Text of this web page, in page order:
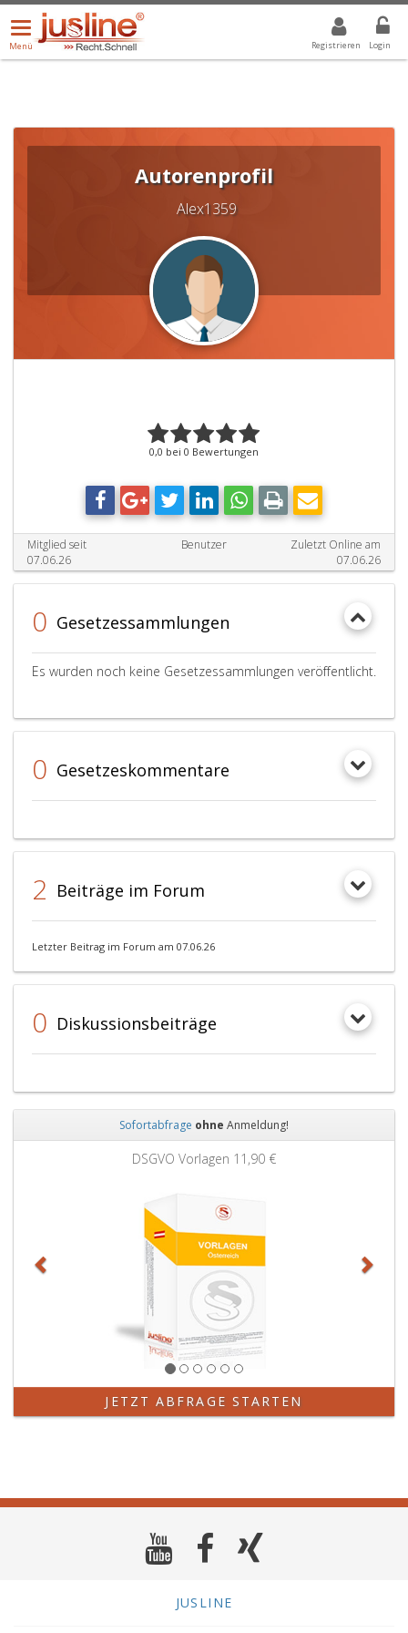
Registrieren Login
Menü
öffnen/schließen
Menü
ALLE DROPDOWN: GEWÄHLTER WERT IST ALLE
Autorenprofil
Alex1359
0,0 bei 0 Bewertungen
Mitglied seit
07.06.26
Benutzer
Zuletzt Online am
07.06.26
0 Gesetzessammlungen
Es wurden noch keine Gesetzessammlungen veröffentlicht.
0 Gesetzeskommentare
2 Beiträge im Forum
Letzter Beitrag im Forum am 07.06.26
0 Diskussionsbeiträge
Sofortabfrage ohne Anmeldung!
DSGVO Vorlagen 11,90 €
JETZT ABFRAGE STARTEN
JUSLINE